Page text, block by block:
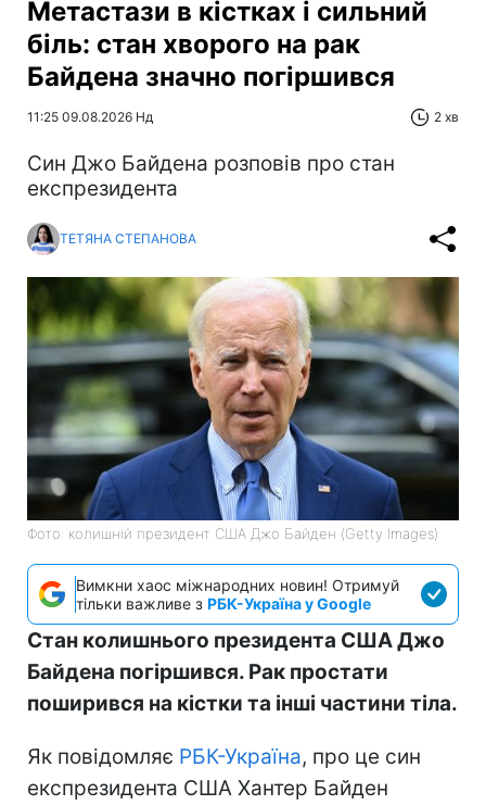
Метастази в кістках і сильний
біль: стан хворого на рак
Байдена значно погіршився
11:25 09.08.2026 Нд 2 хв
Син Джо Байдена розповів про стан
експрезидента
ТЕТЯНА СТЕПАНОВА
Фото: колишній президент США Джо Байден (Getty Images)
Вимкни хаос міжнародних новин! Отримуй
тільки важливе з РБК-Україна у Google
Стан колишнього президента США Джо
Байдена погіршився. Рак простати
поширився на кістки та інші частини тіла.
Як повідомляє РБК-Україна, про це син
експрезидента США Хантер Байден